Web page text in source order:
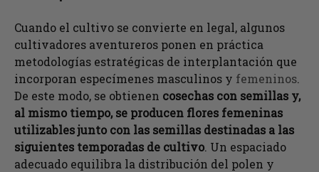
Cuando el cultivo se convierte en legal, algunos
cultivadores aventureros ponen en práctica
metodologías estratégicas de interplantación que
incorporan especímenes masculinos y femeninos.
De este modo, se obtienen cosechas con semillas y,
al mismo tiempo, se producen flores femeninas
utilizables junto con las semillas destinadas a las
siguientes temporadas de cultivo. Un espaciado
adecuado equilibra la distribución del polen y